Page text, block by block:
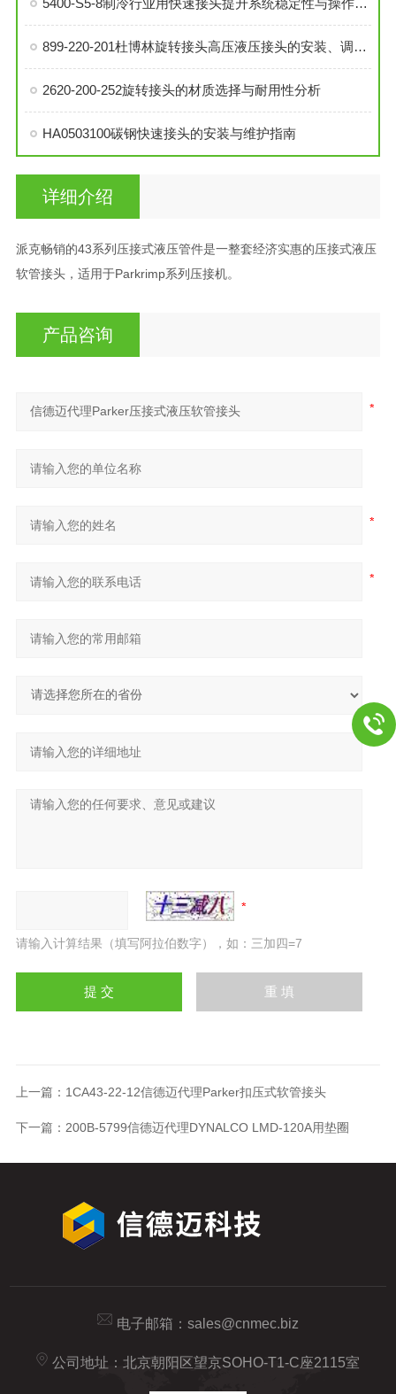
899-220-201杜博林旋转接头高压液压接头的安装、调试与维护技巧
2620-200-252旋转接头的材质选择与耐用性分析
HA0503100碳钢快速接头的安装与维护指南
详细介绍
派克畅销的43系列压接式液压管件是一整套经济实惠的压接式液压
软管接头，适用于Parkrimp系列压接机。
产品咨询
请输入计算结果（填写阿拉伯数字），如：三加四=7
上一篇： 1CA43-22-12信德迈代理Parker扣压式软管接头
下一篇： 200B-5799信德迈代理DYNALCO LMD-120A用垫圈
电子邮箱： sales@cnmec.biz
公司地址：北京朝阳区望京SOHO-T1-C座2115室